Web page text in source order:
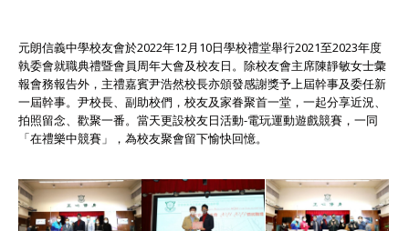
元朗信義中學校友會於2022年12月10日學校禮堂舉行2021至2023年度
執委會就職典禮暨會員周年大會及校友日。除校友會主席陳靜敏女士彙
報會務報告外，主禮嘉賓尹浩然校長亦頒發感謝獎予上屆幹事及委任新
一屆幹事。尹校長、副助校們，校友及家眷聚首一堂，一起分享近況、
拍照留念、歡聚一番。當天更設校友日活動-電玩運動遊戲競賽，一同
「在禮樂中競賽」，為校友聚會留下愉快回憶。